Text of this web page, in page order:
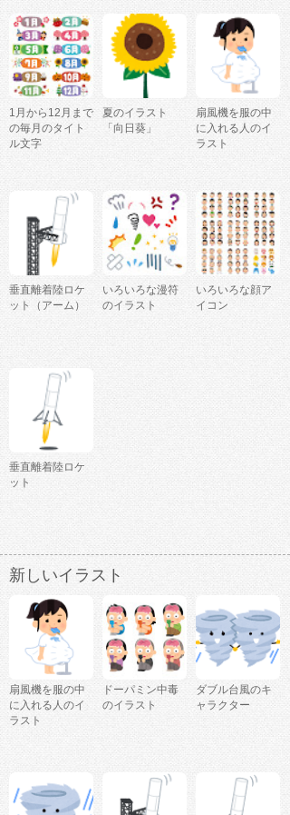
1月から12月まで
の毎月のタイト
ル文字
夏のイラスト
「向日葵」
扇風機を服の中
に入れる人のイ
ラスト
垂直離着陸ロケ
ット（アーム）
いろいろな漫符
のイラスト
いろいろな顔ア
イコン
垂直離着陸ロケ
ット
新しいイラスト
扇風機を服の中
に入れる人のイ
ラスト
ドーパミン中毒
のイラスト
ダブル台風のキ
ャラクター